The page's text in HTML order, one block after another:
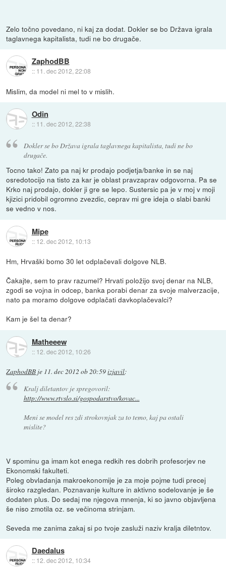
Zelo točno povedano, ni kaj za dodat. Dokler se bo Država igrala
taglavnega kapitalista, tudi ne bo drugače.
ZaphodBB
:: 11. dec 2012, 22:08
Mislim, da model ni mel to v mislih.
Odin
:: 11. dec 2012, 22:38
Dokler se bo Država igrala taglavnega kapitalista, tudi ne bo
drugače.
Tocno tako! Zato pa naj kr prodajo podjetja/banke in se naj
osredotocijo na tisto za kar je oblast pravzaprav odgovorna. Pa se
Krko naj prodajo, dokler ji gre se lepo. Sustersic pa je v moj v moji
kjizici pridobil ogromno zvezdic, ceprav mi gre ideja o slabi banki
se vedno v nos.
Mipe
:: 12. dec 2012, 10:13
Hm, Hrvaški bomo 30 let odplačevali dolgove NLB.
Čakajte, sem to prav razumel? Hrvati položijo svoj denar na NLB,
zgodi se vojna in odcep, banka porabi denar za svoje malverzacije,
nato pa moramo dolgove odplačati davkoplačevalci?
Kam je šel ta denar?
Matheeew
:: 12. dec 2012, 10:26
ZaphodBB je 11. dec 2012 ob 20:59izjavil:
Kralj diletantov je spregovoril:
http://www.rtvslo.si/gospodarstvo/kovac...
Meni se model res zdi strokovnjak za to temo, kaj pa ostali
mislite?
V spominu ga imam kot enega redkih res dobrih profesorjev ne
Ekonomski fakulteti.
Poleg obvladanja makroekonomije je za moje pojme tudi precej
široko razgledan. Poznavanje kulture in aktivno sodelovanje je še
dodaten plus. Do sedaj me njegova mnenja, ki so javno objavljena
še niso zmotila oz. se večinoma strinjam.
Seveda me zanima zakaj si po tvoje zasluži naziv kralja diletntov.
Daedalus
:: 12. dec 2012, 10:34